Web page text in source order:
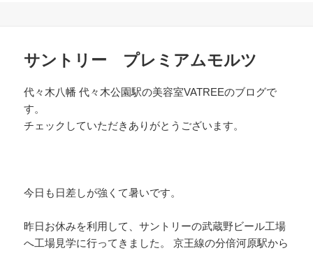
サントリー プレミアムモルツ
代々木八幡 代々木公園駅の美容室VATREEのブログで
す。
チェックしていただきありがとうございます。
今日も日差しが強くて暑いです。
昨日お休みを利用して、サントリーの武蔵野ビール工場
へ工場見学に行ってきました。 京王線の分倍河原駅から